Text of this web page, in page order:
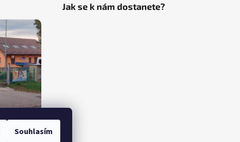
Souhlasím
Jak se k nám dostanete?